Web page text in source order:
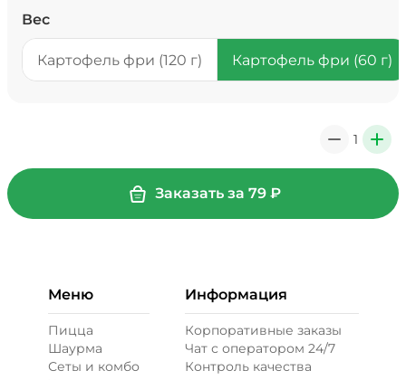
Вес
Картофель фри (120 г) Картофель фри (60 г)
1 +
Заказать за 79 ₽
Меню
Пицца
Шаурма
Сеты и комбо
Информация
Корпоративные заказы
Чат с оператором 24/7
Контроль качества